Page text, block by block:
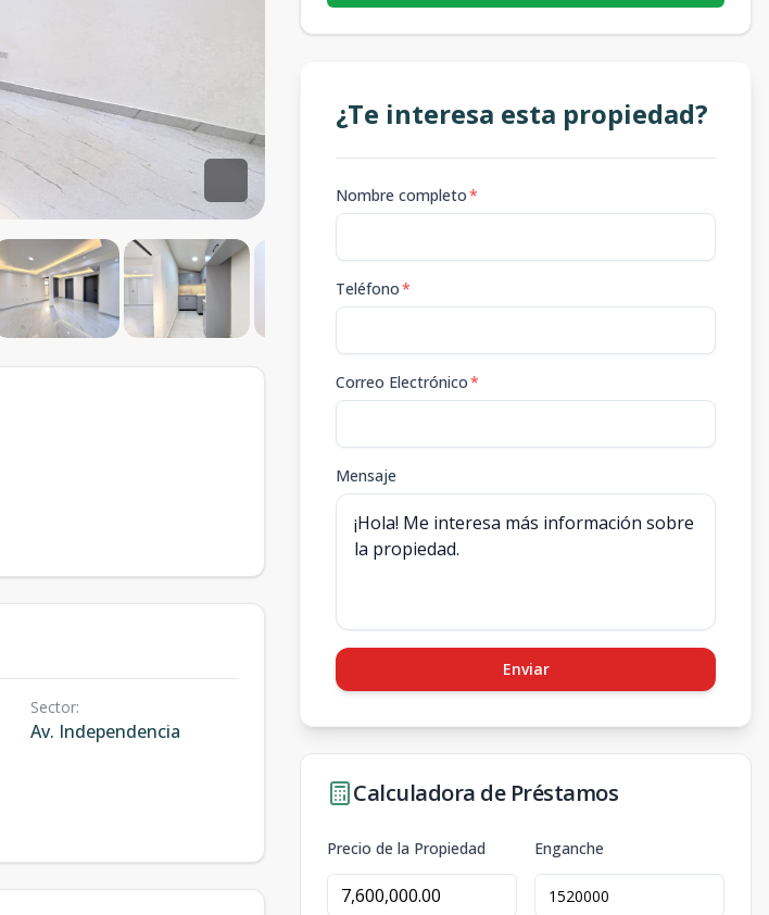
Sector:
Av. Independencia
¿Te interesa esta propiedad?
Nombre completo*
Teléfono*
Correo Electrónico*
Mensaje
Enviar
Calculadora de Préstamos
Precio de la Propiedad Enganche